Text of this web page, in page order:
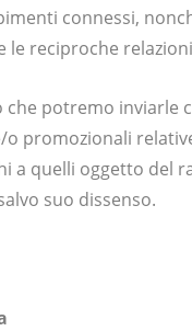
connessi,
le reciproche
che potremo inviarle
o promozionali
a quelli oggetto del
suo dissenso.